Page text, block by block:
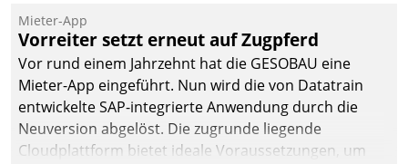
Mieter-App
Vorreiter setzt erneut auf Zugpferd
Vor rund einem Jahrzehnt hat die GESOBAU eine
Mieter-App eingeführt. Nun wird die von Datatrain
entwickelte SAP-integrierte Anwendung durch die
Neuversion abgelöst. Die zugrunde liegende
Cloudplattform bietet ideale Voraussetzungen, um